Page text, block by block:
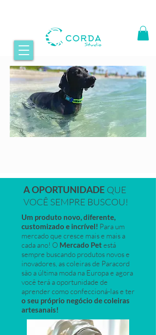
A OPORTUNIDADE QUE
VOCÊ SEMPRE BUSCOU!
Um produto novo, diferente,
customizado e incrível! Para um
mercado que cresce mais e mais a
cada ano! O Mercado Petestá
sempre buscando produtos novos e
inovadores, as coleiras de Paracord
são a última moda na Europa e agora
você terá a oportunidade de
aprender como confeccioná-las e ter
o seu próprio negócio de coleiras
artesanais!